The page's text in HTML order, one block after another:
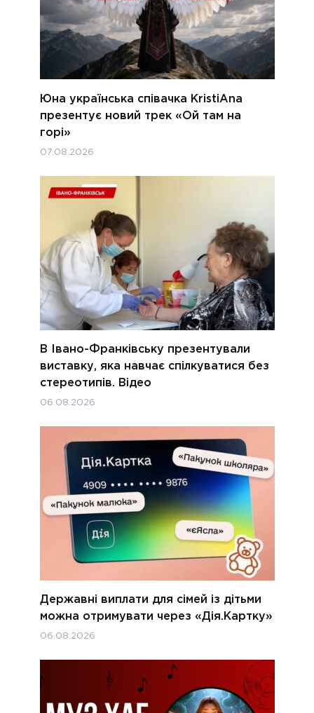
Юна українська співачка KristiAna
презентує новий трек «Ой там на
горі»
07.08.2026
В Івано-Франківську презентували
виставку, яка навчає спілкуватися без
стереотипів. Відео
06.08.2026
Державні виплати для сімей із дітьми
можна отримувати через «Дія.Картку»
06.08.2026